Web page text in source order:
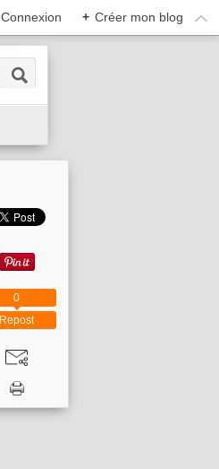
Connexion + Créer mon blog
Repost
0